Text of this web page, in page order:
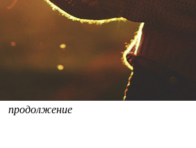
продолжение